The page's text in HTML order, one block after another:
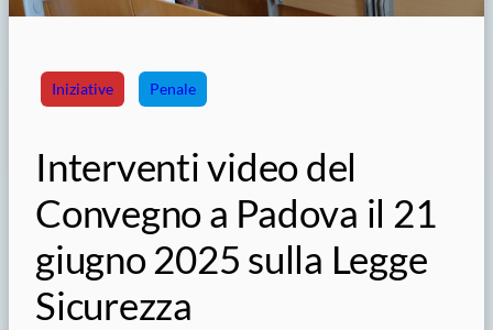
Iniziative Penale
Interventi video del
Convegno a Padova il 21
giugno 2025 sulla Legge
Sicurezza